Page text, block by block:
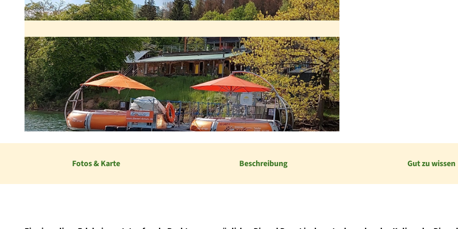
Fotos & Karte Beschreibung Gut zu wissen